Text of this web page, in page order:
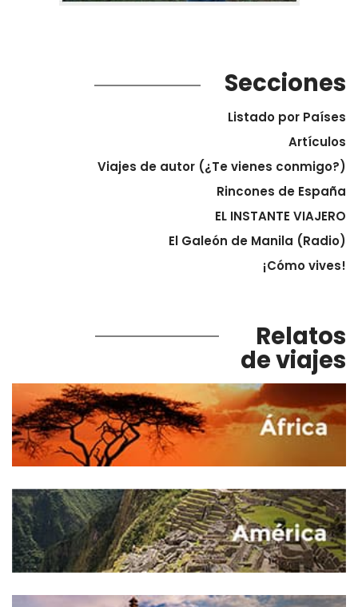
Secciones
Listado por Países
Artículos
Viajes de autor (¿Te vienes conmigo?)
Rincones de España
EL INSTANTE VIAJERO
El Galeón de Manila (Radio)
¡Cómo vives!
Relatos
de viajes